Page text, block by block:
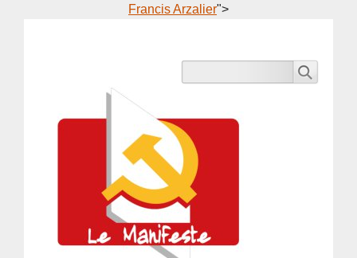
Francis Arzalier">